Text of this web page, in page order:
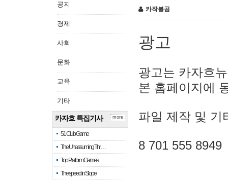
공지
경제
사회
문화
교육
기타
카자흐 특집기사
51 Club Game
The Unassuming Thr…
Top Platform Games…
The speed in Slope
more
카작불곰
광고
광고는 카자흐
본 홈페이지에
파일 제작 및 기
8 701 555 8949